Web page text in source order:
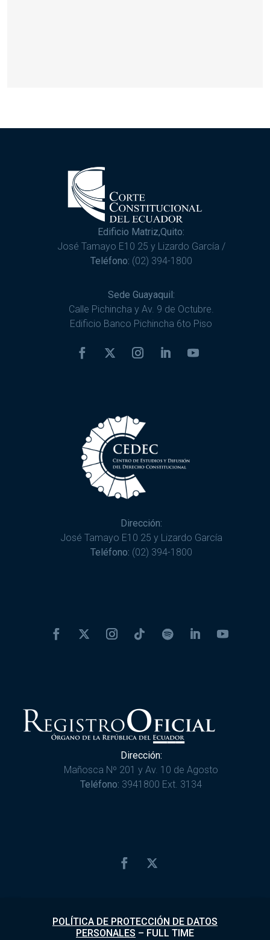
Edificio Matriz,Quito:
José Tamayo E10 25 y Lizardo García /
Teléfono: (02) 394-1800
Sede Guayaquil:
Calle Pichincha y Av. 9 de Octubre.
Edificio Banco Pichincha 6to Piso
Dirección:
José Tamayo E10 25 y Lizardo García
Teléfono: (02) 394-1800
Dirección:
Mañosca Nº 201 y Av. 10 de Agosto
Teléfono: 3941800 Ext. 3134
POLÍTICA DE PROTECCIÓN DE DATOS
PERSONALES – FULL TIME